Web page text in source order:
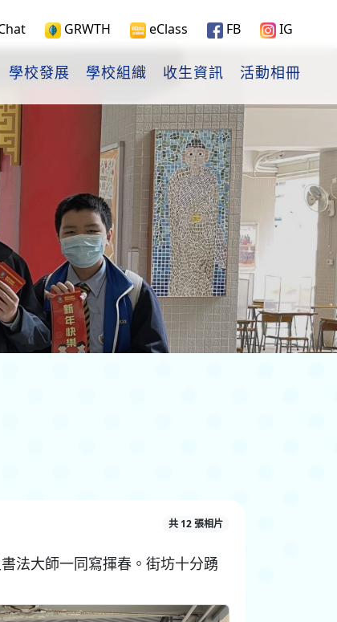
GRWTH eClass FB IG
學校發展 學校組織 收生資訊 活動相冊
共 12 張相片
法大師一同寫揮春。街坊十分踴